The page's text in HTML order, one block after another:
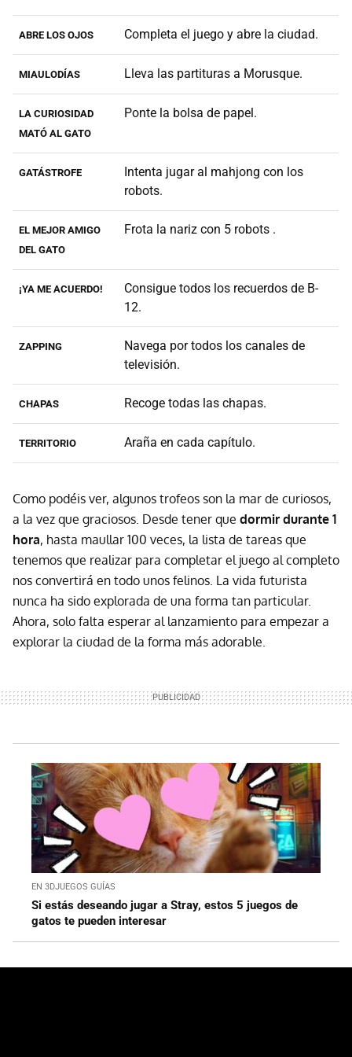
ABRE LOS OJOS Completa el juego y abre la ciudad.
MIAULODÍAS Lleva las partituras a Morusque.
LA CURIOSIDAD
MATÓ AL GATO
Ponte la bolsa de papel.
GATÁSTROFE
Intenta jugar al mahjong con los
robots.
EL MEJOR AMIGO
DEL GATO
Frota la nariz con 5 robots .
¡YA ME ACUERDO!
Consigue todos los recuerdos de B-
12.
ZAPPING
Navega por todos los canales de
televisión.
CHAPAS Recoge todas las chapas.
TERRITORIO Araña en cada capítulo.
Como podéis ver, algunos trofeos son la mar de curiosos,
a la vez que graciosos. Desde tener que dormir durante 1
hora, hasta maullar 100 veces, la lista de tareas que
tenemos que realizar para completar el juego al completo
nos convertirá en todo unos felinos. La vida futurista
nunca ha sido explorada de una forma tan particular.
Ahora, solo falta esperar al lanzamiento para empezar a
explorar la ciudad de la forma más adorable.
EN 3DJUEGOS GUÍAS
Si estás deseando jugar a Stray, estos 5 juegos de
gatos te pueden interesar